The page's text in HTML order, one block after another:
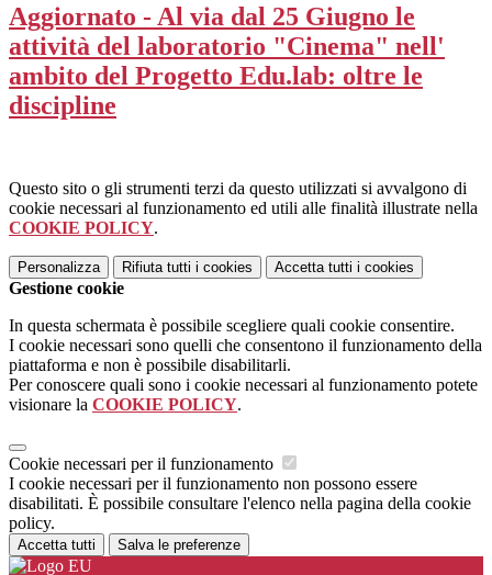
Aggiornato - Al via dal 25 Giugno le
attività del laboratorio "Cinema" nell'
ambito del Progetto Edu.lab: oltre le
discipline
Questo sito o gli strumenti terzi da questo utilizzati si avvalgono di
cookie necessari al funzionamento ed utili alle finalità illustrate nella
COOKIE POLICY.
Personalizza Rifiuta tutti i cookies Accetta tutti i cookies
Gestione cookie
In questa schermata è possibile scegliere quali cookie consentire.
I cookie necessari sono quelli che consentono il funzionamento della
piattaforma e non è possibile disabilitarli.
Per conoscere quali sono i cookie necessari al funzionamento potete
visionare la COOKIE POLICY.
Cookie necessari per il funzionamento
I cookie necessari per il funzionamento non possono essere
disabilitati. È possibile consultare l'elenco nella pagina della cookie
policy.
Accetta tutti Salva le preferenze